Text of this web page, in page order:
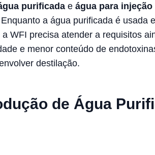
purificada e água para injeção
a água purificada é usada
WFI precisa atender a requisitos
e menor conteúdo de
destilação.
de Água